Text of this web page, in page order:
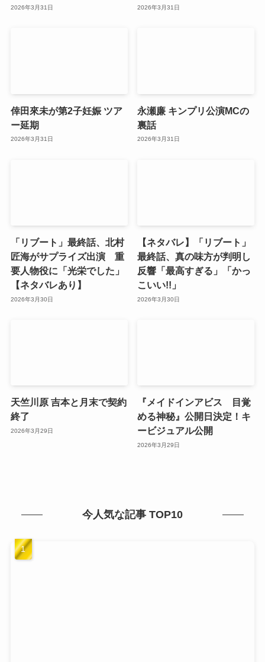
2026年3月31日 2026年3月31日
倖田來未が第2子妊娠 ツア
ー延期
2026年3月31日
永瀬廉 キンプリ公演MCの
裏話
2026年3月31日
「リブート」最終話、北村
匠海がサプライズ出演 重
要人物役に「光栄でした」
【ネタバレあり】
2026年3月30日
【ネタバレ】「リブート」
最終話、真の味方が判明し
反響「最高すぎる」「かっ
こいい!!」
2026年3月30日
天竺川原 吉本と月末で契約
終了
2026年3月29日
『メイドインアビス 目覚
める神秘』公開日決定！キ
ービジュアル公開
2026年3月29日
今人気な記事 TOP10